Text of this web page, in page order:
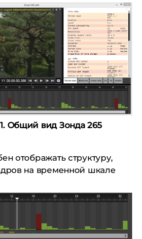
Общий вид Зонда 265
отображать структуру,
на временной шкале